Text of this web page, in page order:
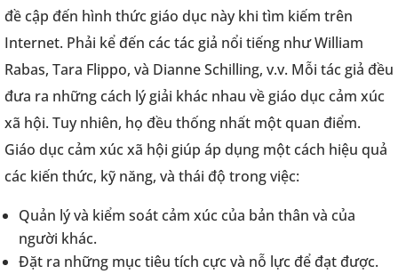
đề cập đến hình thức giáo dục này khi tìm kiếm trên
Internet. Phải kể đến các tác giả nổi tiếng như William
Rabas, Tara Flippo, và Dianne Schilling, v.v. Mỗi tác giả đều
đưa ra những cách lý giải khác nhau về giáo dục cảm xúc
xã hội. Tuy nhiên, họ đều thống nhất một quan điểm.
Giáo dục cảm xúc xã hội giúp áp dụng một cách hiệu quả
các kiến thức, kỹ năng, và thái độ trong việc:
Quản lý và kiểm soát cảm xúc của bản thân và của
người khác.
Đặt ra những mục tiêu tích cực và nỗ lực để đạt được.